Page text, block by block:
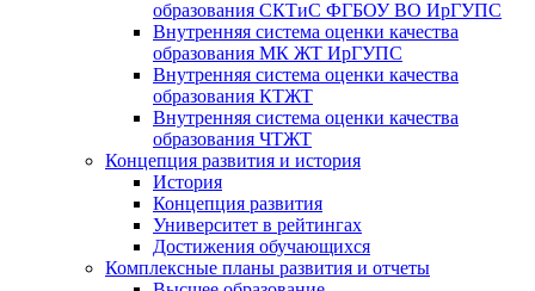
образования СКТиС ФГБОУ ВО ИрГУПС
Внутренняя система оценки качества
образования МК ЖТ ИрГУПС
Внутренняя система оценки качества
образования КТЖТ
Внутренняя система оценки качества
образования ЧТЖТ
Концепция развития и история
История
Концепция развития
Университет в рейтингах
Достижения обучающихся
Комплексные планы развития и отчеты